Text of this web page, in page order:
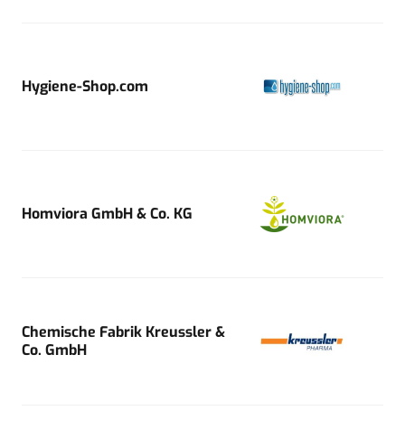
Hygiene-Shop.com
Homviora GmbH & Co. KG
Chemische Fabrik Kreussler &
Co. GmbH